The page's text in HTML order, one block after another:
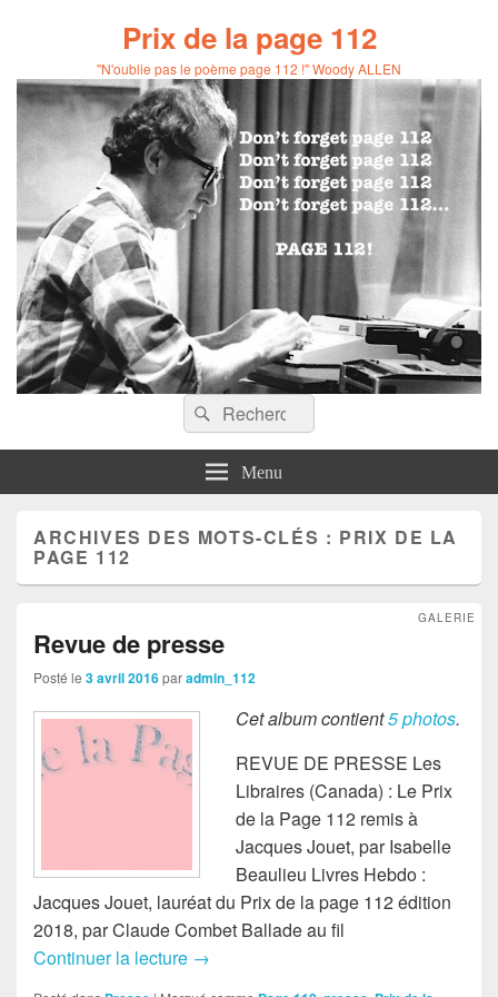
Prix de la page 112
"N'oublie pas le poème page 112 !" Woody ALLEN
Recherche :
Rechercher
Menu
ARCHIVES DES MOTS-CLÉS : PRIX DE LA
PAGE 112
Revue de presse
GALERIE
Posté le 3 avril 2016paradmin_112
Cet album contient5 photos.
REVUE DE PRESSE Les
Libraires (Canada) : Le Prix
de la Page 112 remis à
Jacques Jouet, par Isabelle
Beaulieu Livres Hebdo :
Jacques Jouet, lauréat du Prix de la page 112 édition
2018, par Claude Combet Ballade au fil
Continuer la lecture Revue de presse
→